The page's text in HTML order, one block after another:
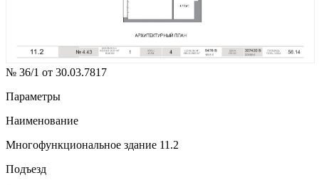
№ 36/1 от 30.03.7817
Параметры
Наименование
Многофункциональное здание 11.2
Подъезд